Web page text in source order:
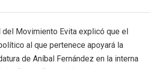
del Movimiento Evita explicó que el
al que pertenece apoyará la
de Aníbal Fernández en la interna